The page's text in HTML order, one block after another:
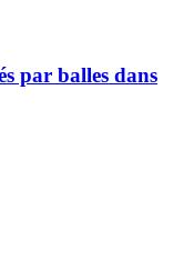
par balles dans